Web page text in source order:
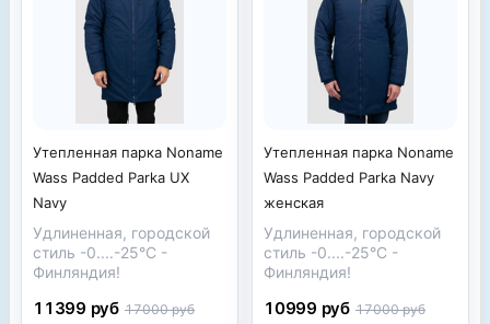
Утепленная парка Noname
Wass Padded Parka UX
Navy
Удлиненная, городской
стиль -0....-25°С -
Финляндия!
11399 руб 17000 руб
Утепленная парка Noname
Wass Padded Parka Navy
женская
Удлиненная, городской
стиль -0....-25°С -
Финляндия!
10999 руб 17000 руб